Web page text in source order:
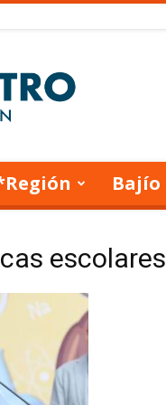
Bajío
escolares